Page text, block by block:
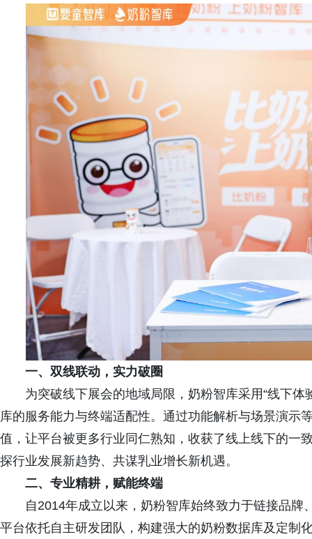
一、 双线联动，实力破圈
为突破线下展会的地域局限，奶粉智库采用“线下
库的服务能力与终端适配性。通过功能解析与场景演示
值，让平台被更多行业同仁熟知，收获了线上线下的一
探行业发展新趋势、共谋乳业增长新机遇。
二、专业精耕，赋能终端
自2014年成立以来，奶粉智库始终致力于链接品
平台依托自主研发团队，构建强大的奶粉数据库及定制